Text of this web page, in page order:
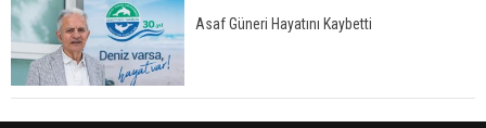
Asaf Güneri Hayatını Kaybetti